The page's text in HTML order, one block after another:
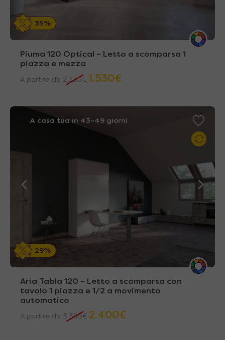
35%
Piuma 120 Optical – Letto a scomparsa 1
piazza e mezza
A partire da 2.336€ 1.530€
A casa tua in 43~49 giorni
29%
Aria Tabla 120 – Letto a scomparsa con
tavolo 1 piazza e 1/2 a movimento
automatico
A partire da 3.395€ 2.400€